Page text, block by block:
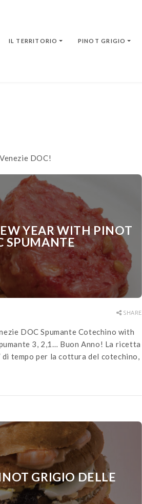
IL TERRITORIO PINOT GRIGIO
DOC!
YEAR WITH PINOT
SPUMANTE
SHARE
DOC Spumante Cotechino with
3, 2,1… Buon Anno! La ricetta
tempo per la cottura del cotechino,
GRIGIO DELLE